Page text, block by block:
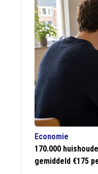
Economie
170.000
gemiddeld €175